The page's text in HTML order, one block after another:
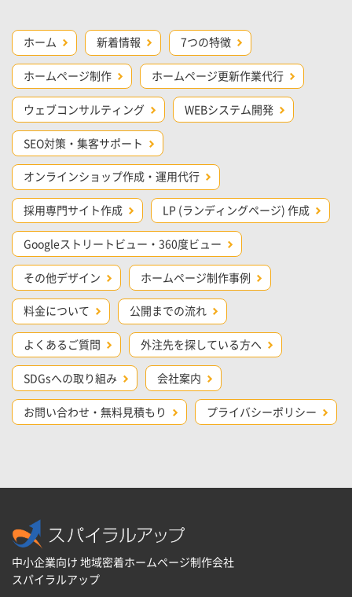
ホーム 新着情報 7つの特徴
ホームページ制作 ホームページ更新作業代行
ウェブコンサルティング WEBシステム開発
SEO対策・集客サポート
オンラインショップ作成・運用代行
採用専門サイト作成 LP (ランディングページ) 作成
Googleストリートビュー・360度ビュー
その他デザイン ホームページ制作事例
料金について 公開までの流れ
よくあるご質問 外注先を探している方へ
SDGsへの取り組み 会社案内
お問い合わせ・無料見積もり プライバシーポリシー
中小企業向け 地域密着ホームページ制作会社
スパイラルアップ